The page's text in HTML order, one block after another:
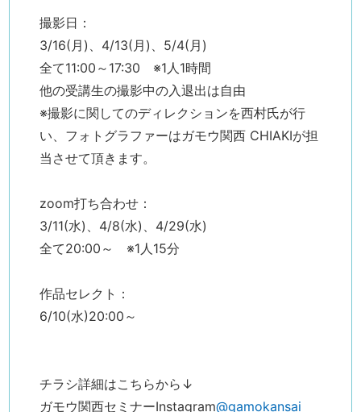
撮影日：
3/16(月)、4/13(月)、5/4(月)
全て11:00～17:30 ※1人1時間
他の受講生の撮影中の入退出は自由
※撮影に関してのディレクションを西村氏が行
い、フォトグラファーはガモウ関西 CHIAKIが担
当させて頂きます。
zoom打ち合わせ：
3/11(水)、4/8(水)、4/29(水)
全て20:00～ ※1人15分
作品セレクト：
6/10(水)20:00～
チラシ詳細はこちらから↓
ガモウ関西セミナーInstagram@gamokansai